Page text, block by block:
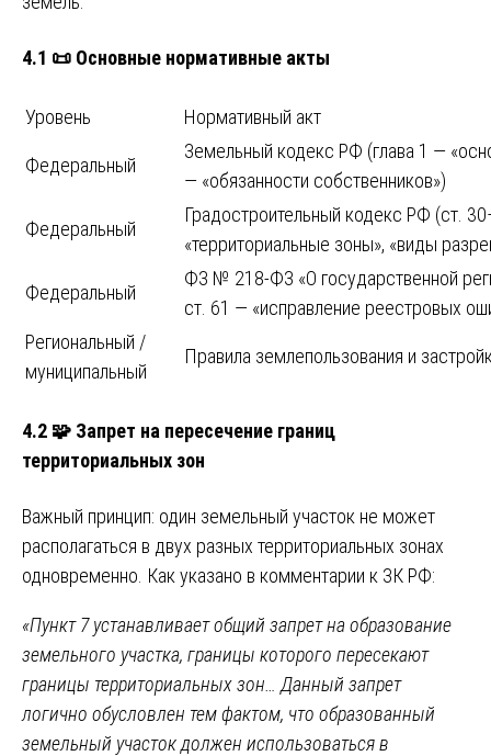
4.1 📜 Основные нормативные акты
Уровень Нормативный акт
Федеральный
Земельный кодекс РФ (глава 1 —
— «обязанности собственников»)
Федеральный
Градостроительный кодекс РФ (ст.
«территориальные зоны», «виды
Федеральный
ФЗ № 218-ФЗ «О государственной
ст. 61 — «исправление реестровых
Региональный /
муниципальный
Правила землепользования и
4.2 🧩 Запрет на пересечение границ
территориальных зон
Важный принцип: один земельный участок не может
располагаться в двух разных территориальных зонах
одновременно. Как указано в комментарии к ЗК РФ:
«Пункт 7 устанавливает общий запрет на образование
земельного участка, границы которого пересекают
границы территориальных зон… Данный запрет
логично обусловлен тем фактом, что образованный
земельный участок должен использоваться в